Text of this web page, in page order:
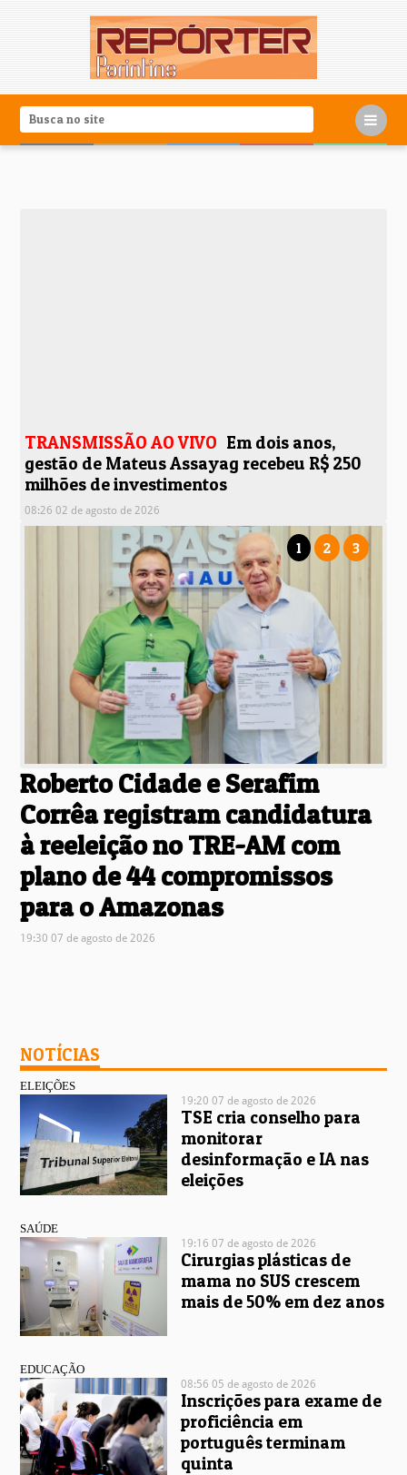
TRANSMISSÃO AO VIVO Em dois anos,
gestão de Mateus Assayag recebeu R$ 250
milhões de investimentos
08:26 02 de agosto de 2026
Roberto Cidade e Serafim
Corrêa registram candidatura
à reeleição no TRE-AM com
plano de 44 compromissos
para o Amazonas
19:30 07 de agosto de 2026
1 2 3
NOTÍCIAS
ELEIÇÕES
19:20 07 de agosto de 2026
TSE cria conselho para
monitorar
desinformação e IA nas
eleições
SAÚDE
19:16 07 de agosto de 2026
Cirurgias plásticas de
mama no SUS crescem
mais de 50% em dez anos
EDUCAÇÃO
08:56 05 de agosto de 2026
Inscrições para exame de
proficiência em
português terminam
quinta